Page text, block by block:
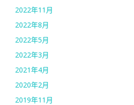
2022年11月
2022年8月
2022年5月
2022年3月
2021年4月
2020年2月
2019年11月